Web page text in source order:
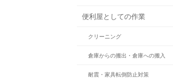
便利屋としての作業
クリーニング
倉庫からの搬出・倉庫への搬入
耐震・家具転倒防止対策